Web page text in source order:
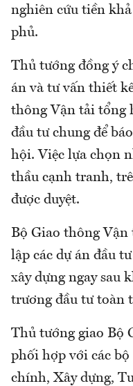
nghiên cứu tiền
phủ.
Thủ tướng đồng ý
án và tư vấn thiết
thông Vận tải tổng
đầu tư chung để
hội. Việc lựa chọn
thầu cạnh tranh,
được duyệt.
Bộ Giao thông Vận
lập các dự án đầu
xây dựng ngay sau
trương đầu tư toàn
Thủ tướng giao Bộ
phối hợp với các
chính, Xây dựng,